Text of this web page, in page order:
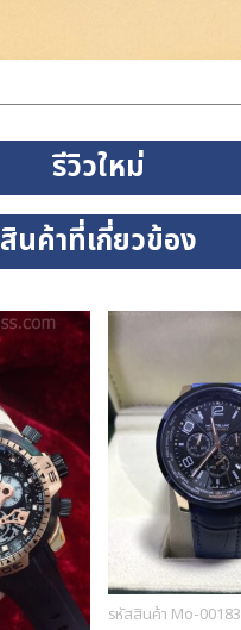
รีวิวใหม่
สินค้าที่เกี่ยวข้อง
รหัสสินค้า Mo-00183